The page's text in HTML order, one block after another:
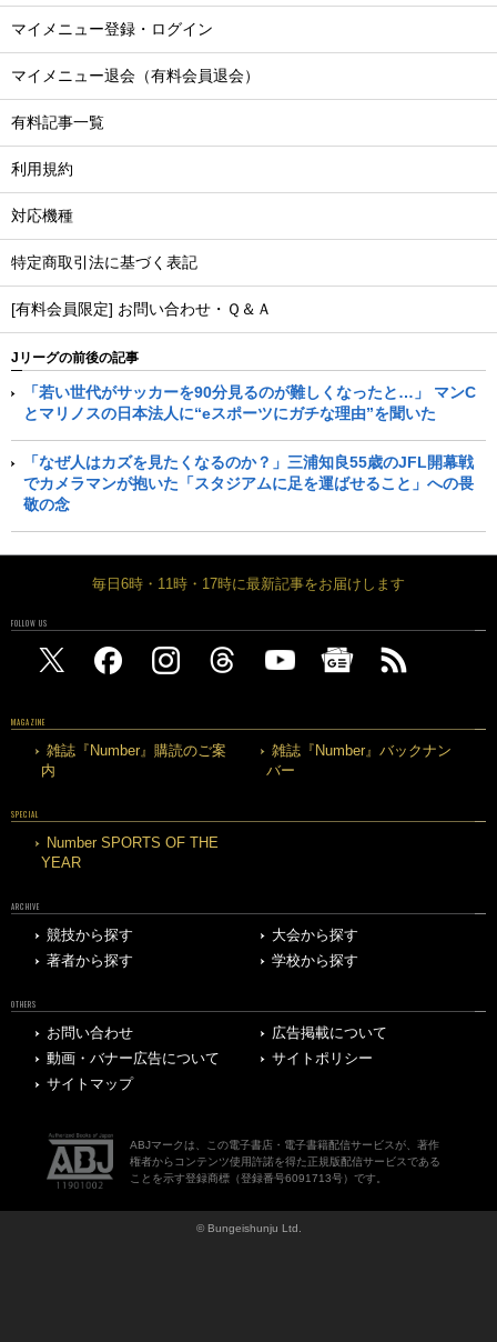
マイメニュー登録・ログイン
マイメニュー退会（有料会員退会）
有料記事一覧
利用規約
対応機種
特定商取引法に基づく表記
[有料会員限定] お問い合わせ・Ｑ＆Ａ
Jリーグの前後の記事
「若い世代がサッカーを90分見るのが難しくなったと…」 マンC
とマリノスの日本法人に“eスポーツにガチな理由”を聞いた
「なぜ人はカズを見たくなるのか？」三浦知良55歳のJFL開幕戦
でカメラマンが抱いた「スタジアムに足を運ばせること」への畏
敬の念
毎日6時・11時・17時に最新記事をお届けします
FOLLOW US
MAGAZINE
雑誌『Number』購読のご案
内
雑誌『Number』バックナン
バー
SPECIAL
Number SPORTS OF THE
YEAR
ARCHIVE
競技から探す
大会から探す
著者から探す
学校から探す
OTHERS
お問い合わせ
広告掲載について
動画・バナー広告について
サイトポリシー
サイトマップ
ABJマークは、この電子書店・電子書籍配信サービスが、著作
権者からコンテンツ使用許諾を得た正規版配信サービスである
ことを示す登録商標（登録番号6091713号）です。
© Bungeishunju Ltd.